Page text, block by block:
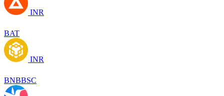
INR
BAT
INR
BNBBSC